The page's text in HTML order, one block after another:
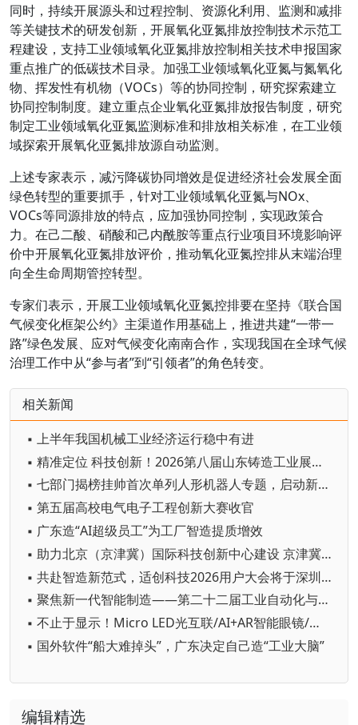
同时，持续开展源头和过程控制、资源化利用、监测和减排
等关键技术的研发创新，开展氧化亚氮排放控制技术示范工
程建设，支持工业领域氧化亚氮排放控制相关技术申报国家
重点推广的低碳技术目录。加强工业领域氧化亚氮与氮氧化
物、挥发性有机物（VOCs）等的协同控制，研究探索建立
协同控制制度。建立重点企业氧化亚氮排放报告制度，研究
制定工业领域氧化亚氮监测标准和排放相关标准，在工业领
域探索开展氧化亚氮排放源自动监测。
上述专家表示，减污降碳协同增效是促进经济社会发展全面
绿色转型的重要抓手，针对工业领域氧化亚氮与NOx、
VOCs等同源排放的特点，应加强协同控制，实现政策合
力。在己二酸、硝酸和己内酰胺等重点行业项目环境影响评
价中开展氧化亚氮排放评价，推动氧化亚氮控排从末端治理
向全生命周期管控转型。
专家们表示，开展工业领域氧化亚氮控排要在坚持《联合国
气候变化框架公约》主渠道作用基础上，推进共建“一带一
路”绿色发展、应对气候变化南南合作，实现我国在全球气候
治理工作中从“参与者”到“引领者”的角色转变。
相关新闻
▪ 上半年我国机械工业经济运行稳中有进
▪ 精准定位 科技创新！2026第八届山东铸造工业展览会在青岛开幕
▪ 七部门揭榜挂帅首次单列人形机器人专题，启动新一轮国家级技术攻坚
▪ 第五届高校电气电子工程创新大赛收官
▪ 广东造“AI超级员工”为工厂智造提质增效
▪ 助力北京（京津冀）国际科技创新中心建设 京津冀成立机器人产业链联盟
▪ 共赴智造新范式，适创科技2026用户大会将于深圳启幕
▪ 聚焦新一代智能制造——第二十二届工业自动化与标准化研讨会在京举办
▪ 不止于显示！Micro LED光互联/AI+AR智能眼镜/玻璃基板TGV等全新赛道集中亮相，创新动能尽在2026深圳国际全触与显示展
▪ 国外软件“船大难掉头”，广东决定自己造“工业大脑”
编辑精选